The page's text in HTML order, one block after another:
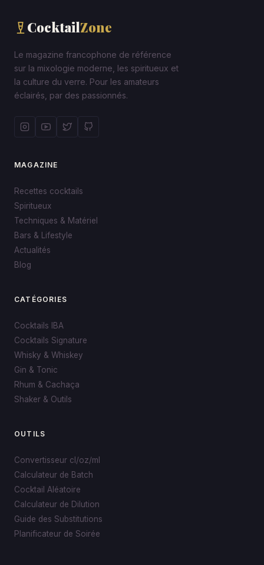
CocktailZone
Le magazine francophone de référence
sur la mixologie moderne, les spiritueux et
la culture du verre. Pour les amateurs
éclairés, par des passionnés.
MAGAZINE
Recettes cocktails
Spiritueux
Techniques & Matériel
Bars & Lifestyle
Actualités
Blog
CATÉGORIES
Cocktails IBA
Cocktails Signature
Whisky & Whiskey
Gin & Tonic
Rhum & Cachaça
Shaker & Outils
OUTILS
Convertisseur cl/oz/ml
Calculateur de Batch
Cocktail Aléatoire
Calculateur de Dilution
Guide des Substitutions
Planificateur de Soirée